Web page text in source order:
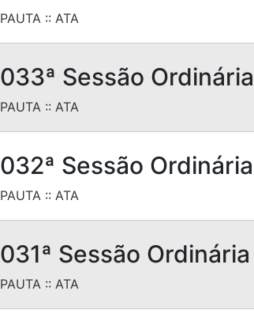
PAUTA:: ATA
033ª Sessão Ordinária
PAUTA:: ATA
032ª Sessão Ordinária
PAUTA:: ATA
031ª Sessão Ordinária
PAUTA:: ATA